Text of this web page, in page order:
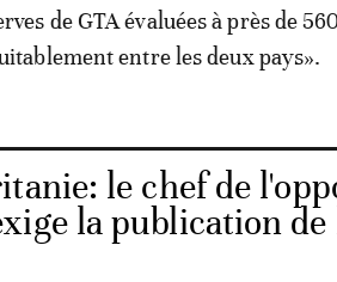
de GTA évaluées à près de
entre les deux pays».
le chef de
la publication de